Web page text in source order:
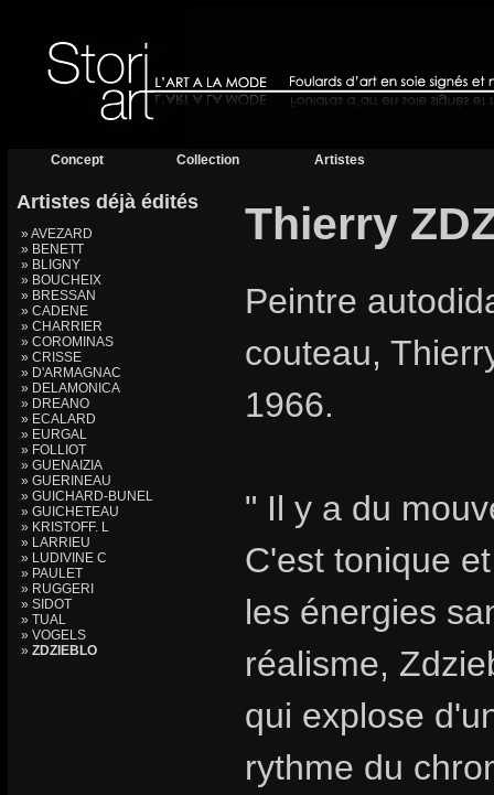
Concept Collection Artistes
Artistes déjà édités
» AVEZARD
» BENETT
» BLIGNY
» BOUCHEIX
» BRESSAN
» CADENE
» CHARRIER
» COROMINAS
» CRISSE
» D'ARMAGNAC
» DELAMONICA
» DREANO
» ECALARD
» EURGAL
» FOLLIOT
» GUENAIZIA
» GUERINEAU
» GUICHARD-BUNEL
» GUICHETEAU
» KRISTOFF. L
» LARRIEU
» LUDIVINE C
» PAULET
» RUGGERI
» SIDOT
» TUAL
» VOGELS
» ZDZIEBLO
Thierry
Peintre
couteau,
1966.
" Il y a du
C'est tonique
les énergies
réalisme,
qui explose
rythme du